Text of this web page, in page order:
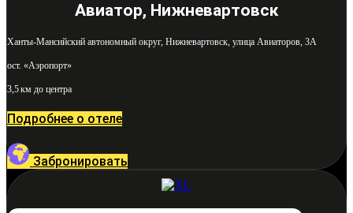
Авиатор, Нижневартовск
Ханты-Мансийский автономный округ, Нижневартовск, улица Авиаторов, 3А
ост. «Аэропорт»
3,5 км до центра
Подробнее о отеле
Забронировать